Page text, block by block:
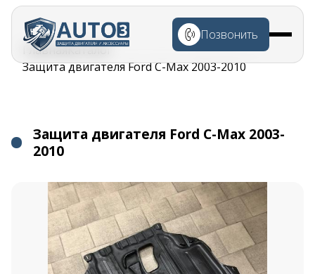
Перейти к
основному
содержанию
Позвонить
Строка
навигации
ГлавнаяКаталог
Защита двигателя Ford C-Max 2003-2010
Защита двигателя Ford C-Max 2003-
2010